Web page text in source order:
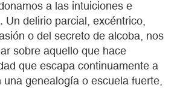
a las intuiciones e
Un delirio parcial, excéntrico,
o del secreto de alcoba, nos
sobre aquello que hace
que escapa continuamente a
genealogía o escuela fuerte,